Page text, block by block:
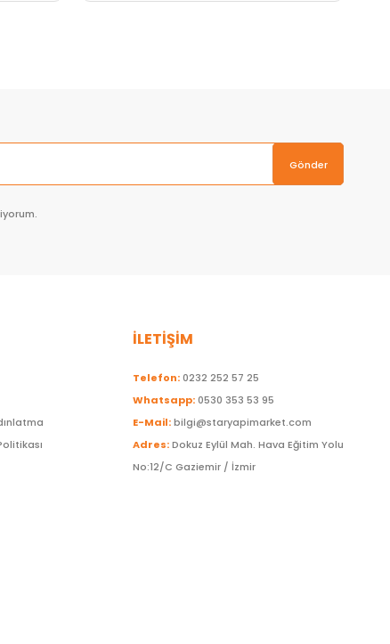
Gönder
İLETİŞİM
Telefon:0232 252 57 25
Whatsapp:0530 353 53 95
E-Mail:bilgi@staryapimarket.com
Adres:Dokuz Eylül Mah. Hava Eğitim Yolu
No:12/C Gaziemir / İzmir